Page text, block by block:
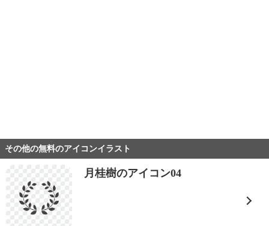
その他の無料のアイコンイラスト
月桂樹のアイコン04